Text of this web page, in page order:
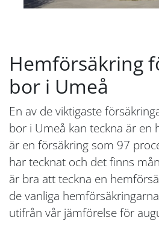
Hemförsäkring
bor i Umeå
En av de viktigaste
bor i Umeå kan teckna är en
är en försäkring som 97
har tecknat och det finns
är bra att teckna en
de vanliga
utifrån vår jämförelse för